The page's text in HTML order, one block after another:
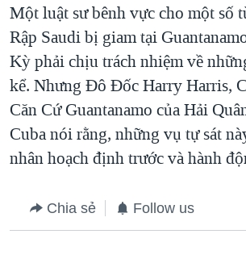
Một luật sư bênh vực cho một số
Rập Saudi bị giam tại
Kỳ phải chịu trách nhiệm về
kể. Nhưng Đô Đốc Harry Harris,
Căn Cứ Guantanamo của Hải
Cuba nói rằng, những vụ tự sát
nhân hoạch định trước và hành
Chia sẻ Follow us